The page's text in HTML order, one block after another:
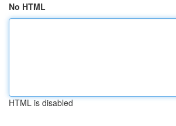
No HTML
HTML is disabled